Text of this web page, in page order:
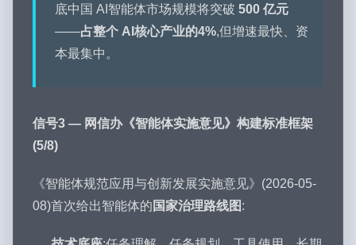
底中国 AI智能体市场规模将突破 500 亿元
——占整个 AI核心产业的4%,但增速最快、资
本最集中。
信号3 — 网信办《智能体实施意见》构建标准框架
(5/8)
《智能体规范应用与创新发展实施意见》(2026-05-
08)首次给出智能体的 国家治理路线图 :